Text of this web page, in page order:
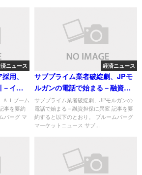
ニュース
用、
－イン
ＡＩブーム
事を要約
バーグ マ
経済ニュース
サブプライム業者破綻劇、JPモ
ルガンの電話で始まる－融資担
保に異変
サブプライム業者破綻劇、JPモルガンの
電話で始まる－融資担保に異変 記事を要
約すると以下のとおり。 ブルームバーグ
マーケットニュース サブ...